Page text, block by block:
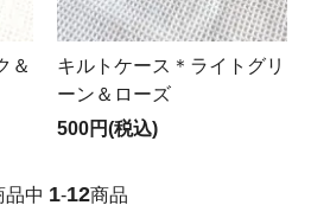
＆
キルトケース＊ライトグリ
ーン＆ローズ
500円(税込)
品中 1-12商品